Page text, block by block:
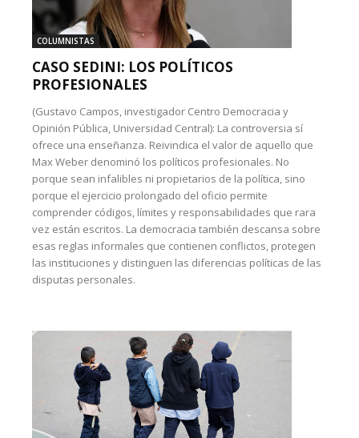
COLUMNISTAS
CASO SEDINI: LOS POLÍTICOS
PROFESIONALES
(Gustavo Campos, investigador Centro Democracia y
Opinión Pública, Universidad Central): La controversia sí
ofrece una enseñanza. Reivindica el valor de aquello que
Max Weber denominó los políticos profesionales. No
porque sean infalibles ni propietarios de la política, sino
porque el ejercicio prolongado del oficio permite
comprender códigos, límites y responsabilidades que rara
vez están escritos. La democracia también descansa sobre
esas reglas informales que contienen conflictos, protegen
las instituciones y distinguen las diferencias políticas de las
disputas personales.